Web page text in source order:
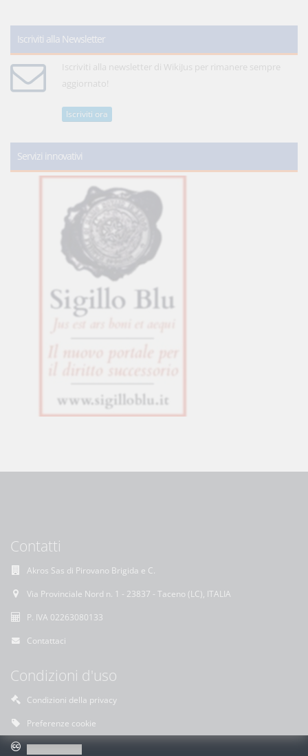
Iscriviti alla Newsletter
Iscriviti alla newsletter di WikiJus per rimanere sempre
aggiornato!
Iscriviti ora
Servizi innovativi
Contatti
Akros Sas di Pirovano Brigida e C.
Via Provinciale Nord n. 1 - 23837 - Taceno (LC), ITALIA
P. IVA 02263080133
Contattaci
Condizioni d'uso
Condizioni della privacy
Preferenze cookie